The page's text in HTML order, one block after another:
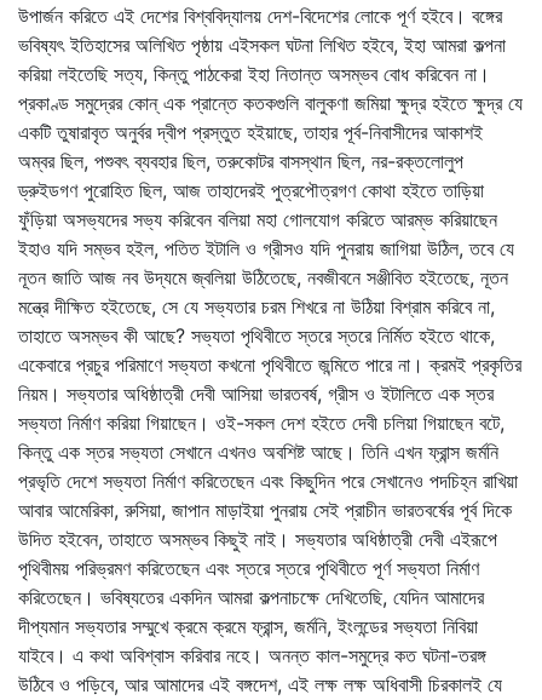
উপার্জন করিতে এই দেশের বিশ্ববিদ্যালয় দেশ-বিদেশের লোকে পূর্ণ হইবে। বঙ্গের
ভবিষ্যৎ ইতিহাসের অলিখিত পৃষ্ঠায় এইসকল ঘটনা লিখিত হইবে, ইহা আমরা কল্পনা
করিয়া লইতেছি সত্য, কিন্তু পাঠকেরা ইহা নিতান্ত অসম্ভব বোধ করিবেন না।
প্রকাণ্ড সমুদ্রের কোন্‌ এক প্রান্তে কতকগুলি বালুকণা জমিয়া ক্ষুদ্র হইতে ক্ষুদ্র যে
একটি তুষারাবৃত অনুর্বর দ্বীপ প্রস্তুত হইয়াছে, তাহার পূর্ব-নিবাসীদের আকাশই
অম্বর ছিল, পশুবৎ ব্যবহার ছিল, তরুকোটর বাসস্থান ছিল, নর-রক্তলোলুপ
ড্রুইডগণ পুরোহিত ছিল, আজ তাহাদেরই পুত্রপৌত্রগণ কোথা হইতে তাড়িয়া
ফুঁড়িয়া অসভ্যদের সভ্য করিবেন বলিয়া মহা গোলযোগ করিতে আরম্ভ করিয়াছেন
ইহাও যদি সম্ভব হইল, পতিত ইটালি ও গ্রীসও যদি পুনরায় জাগিয়া উঠিল, তবে যে
নূতন জাতি আজ নব উদ্যমে জ্বলিয়া উঠিতেছে, নবজীবনে সঞ্জীবিত হইতেছে, নূতন
মন্ত্রে দীক্ষিত হইতেছে, সে যে সভ্যতার চরম শিখরে না উঠিয়া বিশ্রাম করিবে না,
তাহাতে অসম্ভব কী আছে? সভ্যতা পৃথিবীতে স্তরে স্তরে নির্মিত হইতে থাকে,
একেবারে প্রচুর পরিমাণে সভ্যতা কখনো পৃথিবীতে জন্মিতে পারে না। ক্রমই প্রকৃতির
নিয়ম। সভ্যতার অধিষ্ঠাত্রী দেবী আসিয়া ভারতবর্ষ, গ্রীস ও ইটালিতে এক স্তর
সভ্যতা নির্মাণ করিয়া গিয়াছেন। ওই-সকল দেশ হইতে দেবী চলিয়া গিয়াছেন বটে,
কিন্তু এক স্তর সভ্যতা সেখানে এখনও অবশিষ্ট আছে। তিনি এখন ফ্রান্স জর্মনি
প্রভৃতি দেশে সভ্যতা নির্মাণ করিতেছেন এবং কিছুদিন পরে সেখানেও পদচিহ্ন রাখিয়া
আবার আমেরিকা, রুসিয়া, জাপান মাড়াইয়া পুনরায় সেই প্রাচীন ভারতবর্ষের পূর্ব দিকে
উদিত হইবেন, তাহাতে অসম্ভব কিছুই নাই। সভ্যতার অধিষ্ঠাত্রী দেবী এইরূপে
পৃথিবীময় পরিভ্রমণ করিতেছেন এবং স্তরে স্তরে পৃথিবীতে পূর্ণ সভ্যতা নির্মাণ
করিতেছেন। ভবিষ্যতের একদিন আমরা কল্পনাচক্ষে দেখিতেছি, যেদিন আমাদের
দীপ্যমান সভ্যতার সম্মুখে ক্রমে ক্রমে ফ্রান্স, জর্মনি, ইংলন্ডের সভ্যতা নিবিয়া
যাইবে। এ কথা অবিশ্বাস করিবার নহে। অনন্ত কাল-সমুদ্রে কত ঘটনা-তরঙ্গ
উঠিবে ও পড়িবে, আর আমাদের এই বঙ্গদেশ, এই লক্ষ লক্ষ অধিবাসী চিরকালই যে